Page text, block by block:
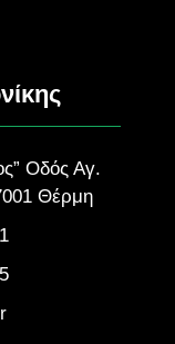
Οδός Αγ.
Θέρμη